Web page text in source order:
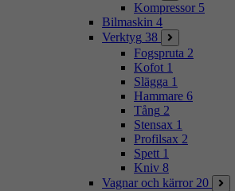
Kompressor 5
Bilmaskin 4
Verktyg 38
Fogspruta 2
Kofot 1
Slägga 1
Hammare 6
Tång 2
Stensax 1
Profilsax 2
Spett 1
Kniv 8
Vagnar och kärror 20